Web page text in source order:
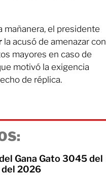
mañanera, el presidente
la acusó de amenazar con
mayores en caso de
motivó la exigencia
de réplica.
Gana Gato 3045 del
del 2026